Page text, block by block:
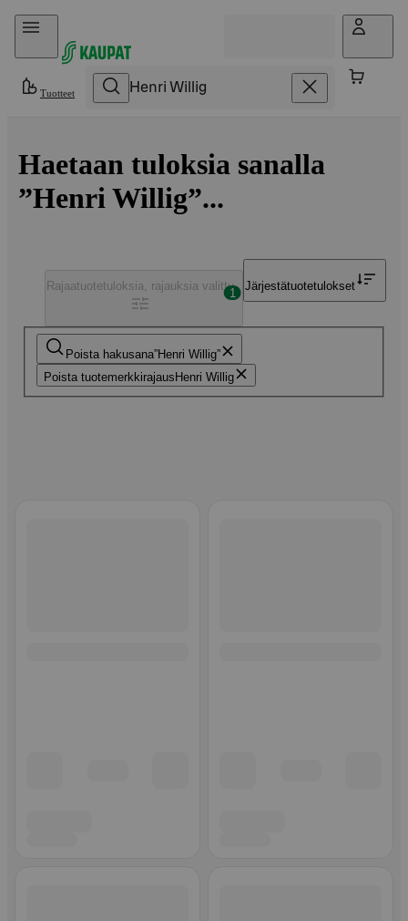
Hyppää sisältöön
Tuotteet
Haetaan tuloksia sanalla
”Henri Willig”...
Poista hakusana Henri Willig
Poista tuotemerkkirajaus Henri Willig
Rajaatuotetuloksia, rajauksia valittu
1
Järjestätuotetulokset